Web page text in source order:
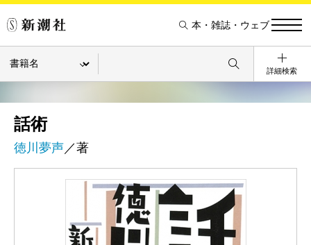
本・雑誌・ウェブ
詳細検索
話術
徳川夢声／著